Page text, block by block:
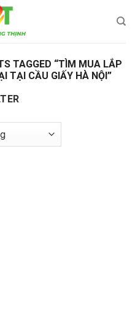
TAGGED “TÌM MUA LẮP
TẠI CẦU GIẤY HÀ NỘI”